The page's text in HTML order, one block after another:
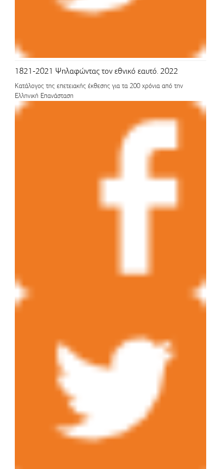
1821-2021 Ψηλαφώντας τον εθνικό εαυτό. 2022
Κατάλογος της επετειακής έκθεσης για τα 200 χρόνια από την
Ελληνική Επανάσταση